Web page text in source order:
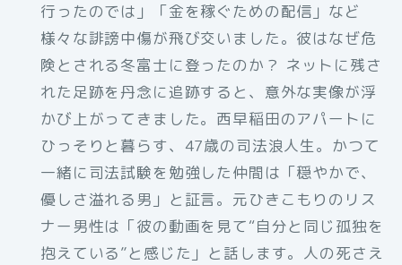
行ったのでは」「金を稼ぐための配信」など
様々な誹謗中傷が飛び交いました。彼はなぜ危
険とされる冬富士に登ったのか？ ネットに残さ
れた足跡を丹念に追跡すると、意外な実像が浮
かび上がってきました。西早稲田のアパートに
ひっそりと暮らす、47歳の司法浪人生。かつて
一緒に司法試験を勉強した仲間は「穏やかで、
優しさ溢れる男」と証言。元ひきこもりのリス
ナー男性は「彼の動画を見て“自分と同じ孤独を
抱えている”と感じた」と話します。人の死さえ